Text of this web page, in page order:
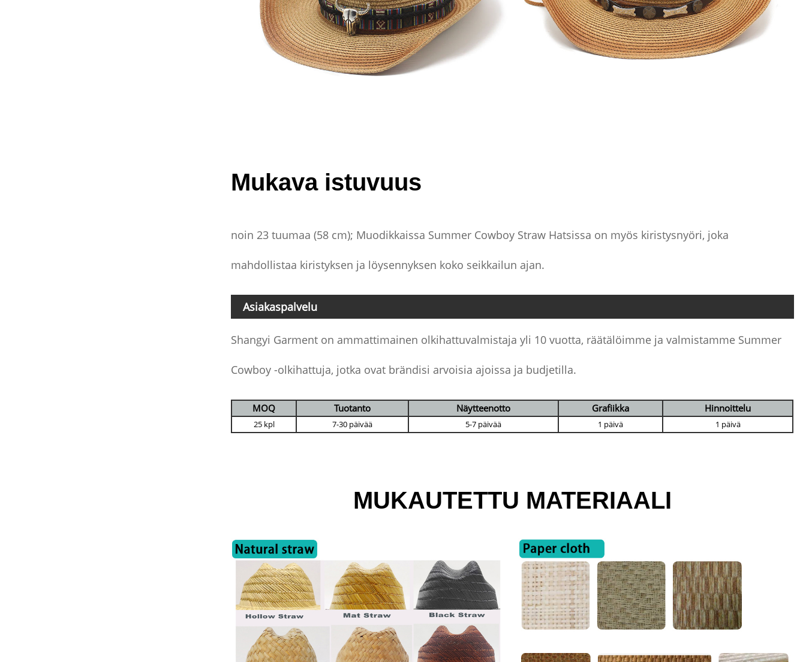
Mukava istuvuus
noin 23 tuumaa (58 cm); Muodikkaissa Summer Cowboy Straw Hatsissa on myös kiristysnyöri, joka
mahdollistaa kiristyksen ja löysennyksen koko seikkailun ajan.
Asiakaspalvelu
Shangyi Garment on ammattimainen olkihattuvalmistaja yli 10 vuotta, räätälöimme ja valmistamme Summer
Cowboy -olkihattuja, jotka ovat brändisi arvoisia ajoissa ja budjetilla.
MOQ Tuotanto Näytteenotto Grafiikka Hinnoittelu
25 kpl 7-30 päivää 5-7 päivää 1 päivä 1 päivä
MUKAUTETTU MATERIAALI